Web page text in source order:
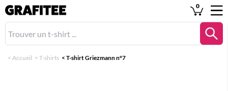
0
< Accueil < T-shirts < T-shirt Griezmann n°7